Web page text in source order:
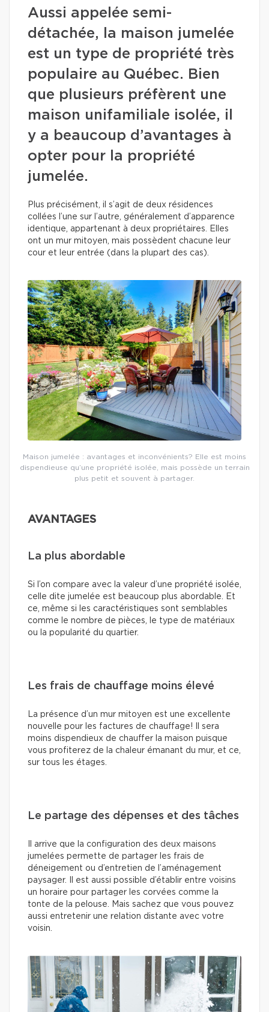
Aussi appelée semi-
détachée, la maison jumelée
est un type de propriété très
populaire au Québec. Bien
que plusieurs préfèrent une
maison unifamiliale isolée, il
y a beaucoup d’avantages à
opter pour la propriété
jumelée.
Plus précisément, il s’agit de deux résidences
collées l’une sur l’autre, généralement d’apparence
identique, appartenant à deux propriétaires. Elles
ont un mur mitoyen, mais possèdent chacune leur
cour et leur entrée (dans la plupart des cas).
Maison jumelée : avantages et inconvénients? Elle est moins
dispendieuse qu’une propriété isolée, mais possède un terrain
plus petit et souvent à partager.
AVANTAGES
La plus abordable
Si l’on compare avec la valeur d’une propriété isolée,
celle dite jumelée est beaucoup plus abordable. Et
ce, même si les caractéristiques sont semblables
comme le nombre de pièces, le type de matériaux
ou la popularité du quartier.
Les frais de chauffage moins élevé
La présence d’un mur mitoyen est une excellente
nouvelle pour les factures de chauffage! Il sera
moins dispendieux de chauffer la maison puisque
vous profiterez de la chaleur émanant du mur, et ce,
sur tous les étages.
Le partage des dépenses et des tâches
Il arrive que la configuration des deux maisons
jumelées permette de partager les frais de
déneigement ou d’entretien de l’aménagement
paysager. Il est aussi possible d’établir entre voisins
un horaire pour partager les corvées comme la
tonte de la pelouse. Mais sachez que vous pouvez
aussi entretenir une relation distante avec votre
voisin.